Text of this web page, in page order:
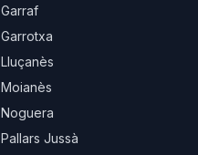
Garraf
Garrotxa
Lluçanès
Moianès
Noguera
Pallars Jussà